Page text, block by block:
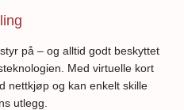
på – og alltid godt beskyttet
Med virtuelle kort
nettkjøp og kan enkelt skille
utlegg.